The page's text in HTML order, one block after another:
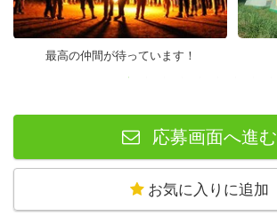
最高の仲間が待っています！
応募画面へ進む
お気に入りに追加